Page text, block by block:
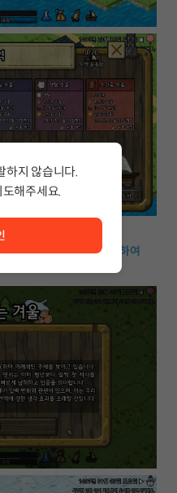
니다. 겨울 자원을 비축하여
하지 않습니다.
해주세요.
않습니다. <br/> 잠시 후 다시 시도